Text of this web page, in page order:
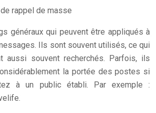
rappel de masse
généraux qui peuvent être appliqués à
Ils sont souvent utilisés, ce qui
aussi souvent recherchés. Parfois, ils
la portée des postes si
à un public établi. Par exemple :